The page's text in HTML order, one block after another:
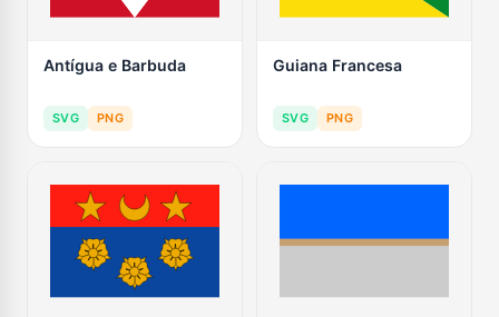
Antígua e Barbuda
SVG PNG
Guiana Francesa
SVG PNG